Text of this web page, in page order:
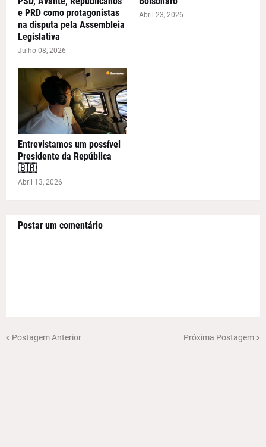
e PRD como protagonistas
na disputa pela Assembleia
Legislativa
Julho 08, 2026
Abril 23, 2026
Entrevistamos um possível
Presidente da República
🇧🇷
Abril 13, 2026
Postar um comentário
Postagem Anterior Próxima Postagem